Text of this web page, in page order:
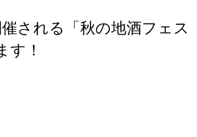
される「秋の地酒フェス
す！